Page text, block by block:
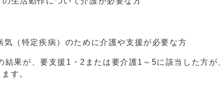
（特定疾病）のために介護や支援が必要な方
果が、要支援1・2または要介護1～5に該当した方が、
す。